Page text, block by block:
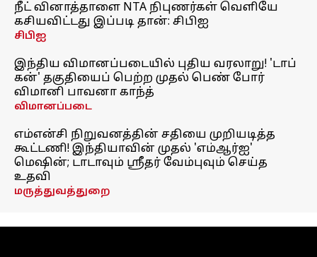
நீட் வினாத்தாளை NTA நிபுணர்கள் வெளியே
கசியவிட்டது இப்படி தான்: சிபிஐ
சிபிஐ
இந்திய விமானப்படையில் புதிய வரலாறு! 'டாப்
கன்' தகுதியைப் பெற்ற முதல் பெண் போர்
விமானி பாவனா காந்த்
விமானப்படை
எம்என்சி நிறுவனத்தின் சதியை முறியடித்த
கூட்டணி! இந்தியாவின் முதல் 'எம்ஆர்ஐ'
மெஷின்; டாடாவும் ஸ்ரீதர் வேம்புவும் செய்த
உதவி
மருத்துவத்துறை